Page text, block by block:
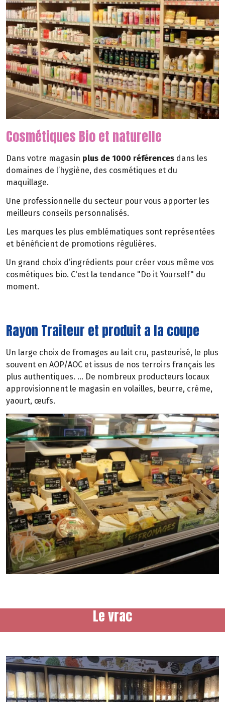
Cosmétiques Bio et naturelle
Dans votre magasin plus de 1000 références dans les
domaines de l’hygiène, des cosmétiques et du
maquillage.
Une professionnelle du secteur pour vous apporter les
meilleurs conseils personnalisés.
Les marques les plus emblématiques sont représentées
et bénéficient de promotions régulières.
Un grand choix d’ingrédients pour créer vous même vos
cosmétiques bio. C'est la tendance "Do it Yourself" du
moment.
Rayon Traiteur et produit a la coupe
Un large choix de fromages au lait cru, pasteurisé, le plus
souvent en AOP/AOC et issus de nos terroirs français les
plus authentiques. ... De nombreux producteurs locaux
approvisionnent le magasin en volailles, beurre, crème,
yaourt, œufs.
Le vrac